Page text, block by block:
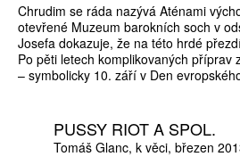
Chrudim se ráda nazývá Aténami
otevřené Muzeum barokních soch v
Josefa dokazuje, že na této hrdé
Po pěti letech komplikovaných příprav
– symbolicky 10. září v Den
PUSSY RIOT A SPOL.
Tomáš Glanc k věci březen